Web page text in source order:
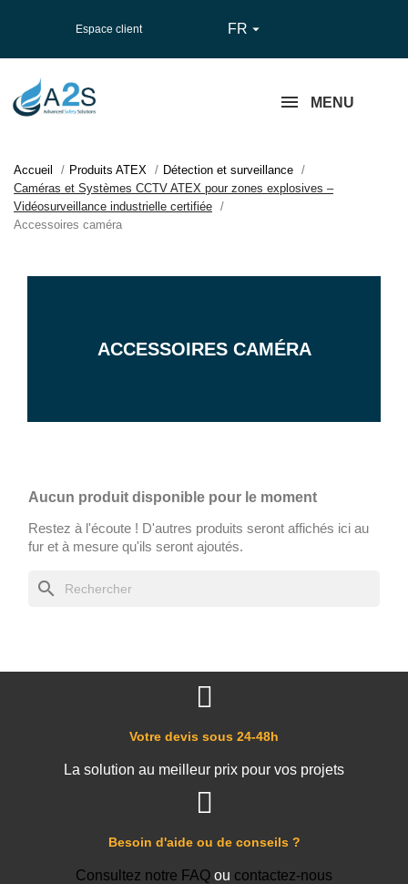
Espace client FR 
MENU
Accueil Produits ATEX
Détection et surveillance
Caméras et Systèmes CCTV ATEX pour zones explosives –
Vidéosurveillance industrielle certifiée
Accessoires caméra
ACCESSOIRES CAMÉRA
Aucun produit disponible pour le moment
Restez à l'écoute ! D'autres produits seront affichés ici au
fur et à mesure qu'ils seront ajoutés.
search
Besoin d'aide ou de conseils ?
Consultez notre FAQ ou contactez-nous
Votre devis sous 24-48h
La solution au meilleur prix pour vos projets